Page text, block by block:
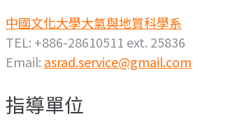
中國文化大學大氣與地質科學系
TEL: +886-28610511 ext. 25836
Email: asrad.service@gmail.com
指導單位